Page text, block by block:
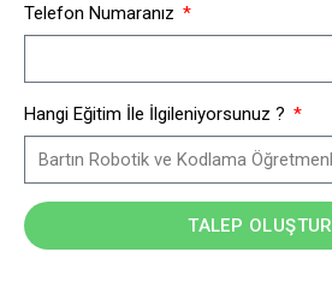
Telefon Numaranız
Hangi Eğitim İle İlgileniyorsunuz ?
TALEP OLUŞTUR